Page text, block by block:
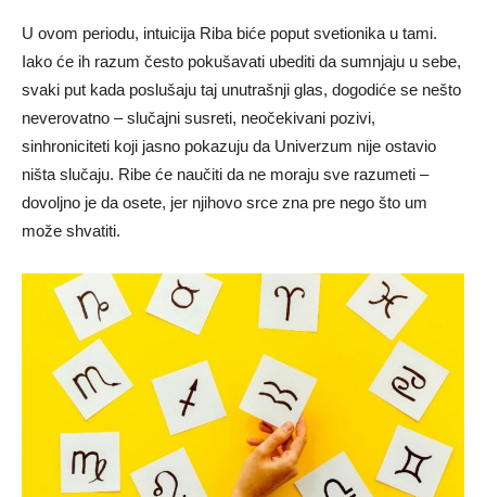
U ovom periodu, intuicija Riba biće poput svetionika u tami.
Iako će ih razum često pokušavati ubediti da sumnjaju u sebe,
svaki put kada poslušaju taj unutrašnji glas, dogodiće se nešto
neverovatno – slučajni susreti, neočekivani pozivi,
sinhroniciteti koji jasno pokazuju da Univerzum nije ostavio
ništa slučaju. Ribe će naučiti da ne moraju sve razumeti –
dovoljno je da osete, jer njihovo srce zna pre nego što um
može shvatiti.